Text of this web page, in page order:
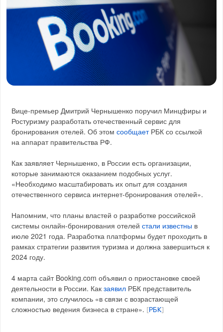
Вице-премьер Дмитрий Чернышенко поручил Минцфиры и
Ростуризму разработать отечественный сервис для
бронирования отелей. Об этомсообщаетРБК со ссылкой
на аппарат правительства РФ.
Как заявляет Чернышенко, в России есть организации,
которые занимаются оказанием подобных услуг.
«Необходимо масштабировать их опыт для создания
отечественного сервиса интернет-бронирования отелей».
Напомним, что планы властей о разработке российской
системы онлайн-бронирования отелейстали известны в
июле 2021 года. Разработка платформы будет проходить в
рамках стратегии развития туризма и должна завершиться к
2024 году.
4 марта сайт Booking.com объявил о приостановке своей
деятельности в России. Какзаявил РБК представитель
компании, это случилось «в связи с возрастающей
сложностью ведения бизнеса в стране». [РБК]